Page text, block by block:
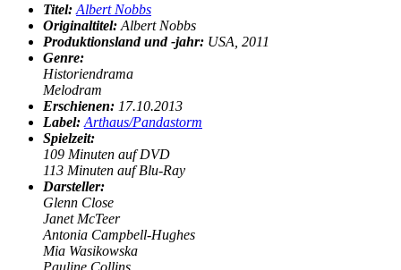
Titel: Albert Nobbs
Originaltitel: Albert Nobbs
Produktionsland und -jahr: USA, 2011
Genre:
Historiendrama
Melodram
Erschienen: 17.10.2013
Label: Arthaus/Pandastorm
Spielzeit:
109 Minuten auf DVD
113 Minuten auf Blu-Ray
Darsteller:
Glenn Close
Janet McTeer
Antonia Campbell-Hughes
Mia Wasikowska
Pauline Collins